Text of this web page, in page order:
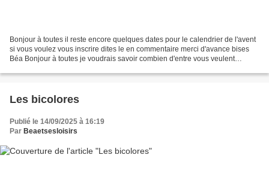
Bonjour à toutes il reste encore quelques dates pour le calendrier de l'avent
si vous voulez vous inscrire dites le en commentaire merci d'avance bises
Béa Bonjour à toutes je voudrais savoir combien d'entre vous veulent
Les bicolores
Publié le 14/09/2025 à 16:19
Par Beaetsesloisirs